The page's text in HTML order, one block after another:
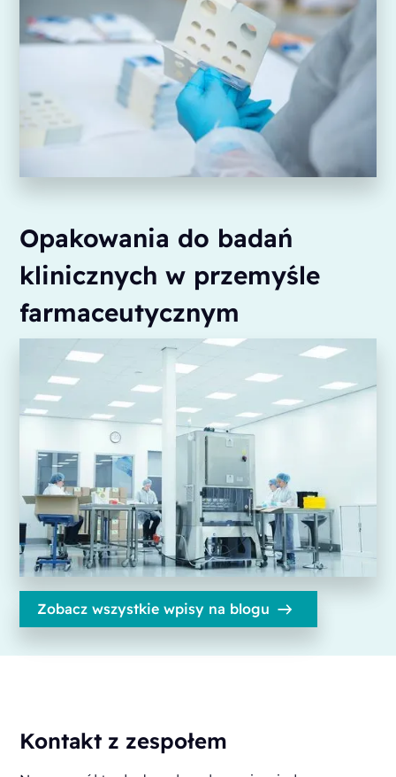
Opakowania do badań
klinicznych w przemyśle
farmaceutycznym
Zobacz wszystkie wpisy na blogu
Kontakt z zespołem